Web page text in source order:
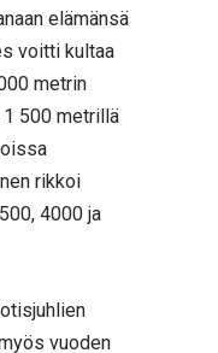
elämänsä
voitti kultaa
metrin
1 500 metrillä
rikkoi
4000 ja
vuoden